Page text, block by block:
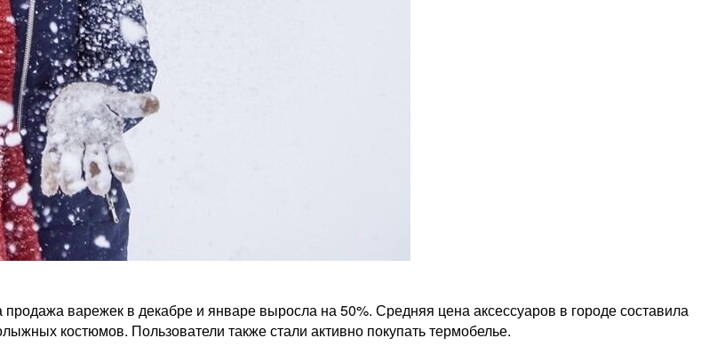
варежек в декабре и январе выросла на 50%. Средняя цена аксессуаров в городе составила
костюмов. Пользователи также стали активно покупать термобелье.